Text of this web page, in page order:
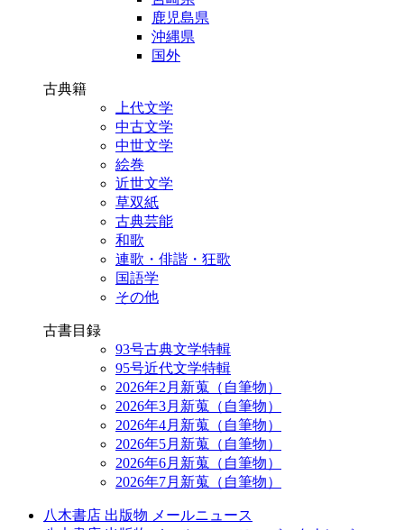
鹿児島県
沖縄県
国外
古典籍
上代文学
中古文学
中世文学
絵巻
近世文学
草双紙
古典芸能
和歌
連歌・俳諧・狂歌
国語学
その他
古書目録
93号古典文学特輯
95号近代文学特輯
2026年2月新蒐（自筆物）
2026年3月新蒐（自筆物）
2026年4月新蒐（自筆物）
2026年5月新蒐（自筆物）
2026年6月新蒐（自筆物）
2026年7月新蒐（自筆物）
八木書店 出版物 メールニュース